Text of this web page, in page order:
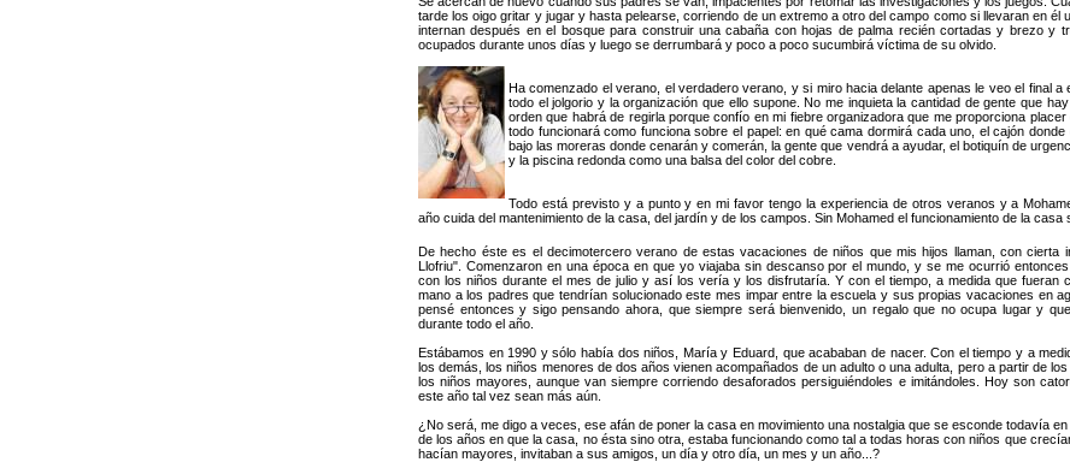
tarde los oigo gritar y jugar y hasta pelearse, corriendo de un extremo a otro del campo como si llevaran en él
internan después en el bosque para construir una cabaña con hojas de palma recién cortadas y brezo y
ocupados durante unos días y luego se derrumbará y poco a poco sucumbirá víctima de su olvido.
Ha comenzado el verano, el verdadero verano, y si miro hacia delante apenas le veo el final a
todo el jolgorio y la organización que ello supone. No me inquieta la cantidad de gente que
orden que habrá de regirla porque confío en mi fiebre organizadora que me proporciona
todo funcionará como funciona sobre el papel: en qué cama dormirá cada uno, el cajón donde
bajo las moreras donde cenarán y comerán, la gente que vendrá a ayudar, el botiquín de
y la piscina redonda como una balsa del color del cobre.
Todo está previsto y a punto y en mi favor tengo la experiencia de otros veranos y a
año cuida del mantenimiento de la casa, del jardín y de los campos. Sin Mohamed el funcionamiento de la casa
De hecho éste es el decimotercero verano de estas vacaciones de niños que mis hijos llaman, con cierta
Llofriu". Comenzaron en una época en que yo viajaba sin descanso por el mundo, y se me ocurrió
con los niños durante el mes de julio y así los vería y los disfrutaría. Y con el tiempo, a medida que fueran
mano a los padres que tendrían solucionado este mes impar entre la escuela y sus propias vacaciones en
pensé entonces y sigo pensando ahora, que siempre será bienvenido, un regalo que no ocupa lugar y
durante todo el año.
Estábamos en 1990 y sólo había dos niños, María y Eduard, que acababan de nacer. Con el tiempo y a
los demás, los niños menores de dos años vienen acompañados de un adulto o una adulta, pero a partir de
los niños mayores, aunque van siempre corriendo desaforados persiguiéndoles e imitándoles. Hoy son
este año tal vez sean más aún.
¿No será, me digo a veces, ese afán de poner la casa en movimiento una nostalgia que se esconde todavía
de los años en que la casa, no ésta sino otra, estaba funcionando como tal a todas horas con niños que
hacían mayores, invitaban a sus amigos, un día y otro día, un mes y un año...?